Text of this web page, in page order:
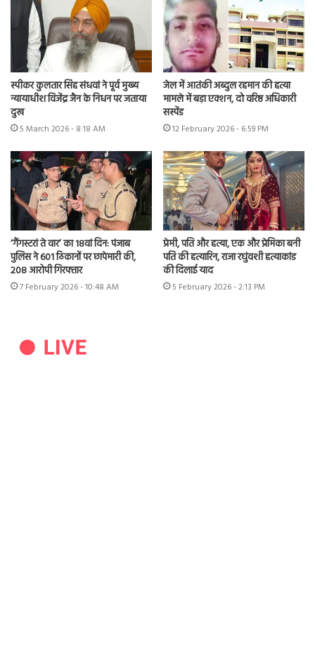
स्पीकर कुलतार सिंह संधवां ने पूर्व मुख्य
न्यायाधीश विजेंद्र जैन के निधन पर जताया
दुख
5 March 2026 - 8:18 AM
जेल में आतंकी अब्दुल रहमान की हत्या
मामले में बड़ा एक्शन, दो वरिष्ठ अधिकारी
सस्पेंड
12 February 2026 - 6:59 PM
‘गैंगस्टरां ते वार’ का 18वां दिन: पंजाब
पुलिस ने 601 ठिकानों पर छापेमारी की,
208 आरोपी गिरफ्तार
7 February 2026 - 10:48 AM
प्रेमी, पति और हत्या, एक और प्रेमिका बनी
पति की हत्यारिन, राजा रघुंवशी हत्याकांड
की दिलाई याद
5 February 2026 - 2:13 PM